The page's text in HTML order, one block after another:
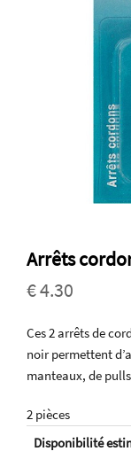
Arrêts
€ 4.30
Ces 2 arrêts de
noir permettent
manteaux, de
2 pièces
Disponibilité